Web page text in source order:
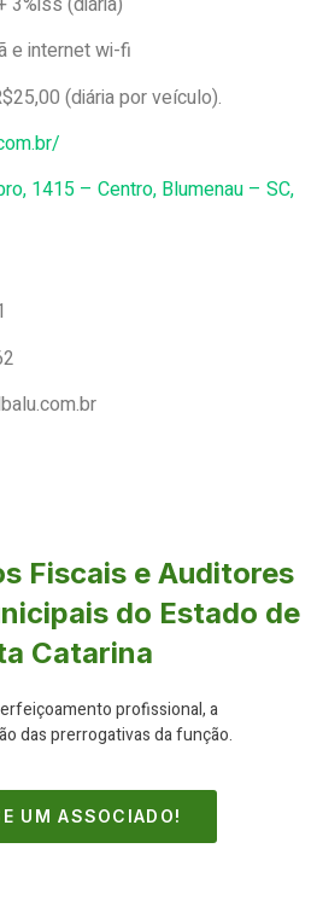
e internet wi-fi
(diária por veículo).
1415 – Centro, Blumenau – SC,
Fiscais e Auditores
do Estado de
Catarina
profissional, a
das prerrogativas da função.
UM ASSOCIADO!